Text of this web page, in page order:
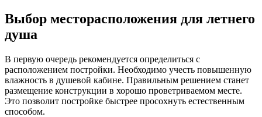
Выбор месторасположения для летнего
душа
В первую очередь рекомендуется определиться с
расположением постройки. Необходимо учесть повышенную
влажность в душевой кабине. Правильным решением станет
размещение конструкции в хорошо проветриваемом месте.
Это позволит постройке быстрее просохнуть естественным
способом.